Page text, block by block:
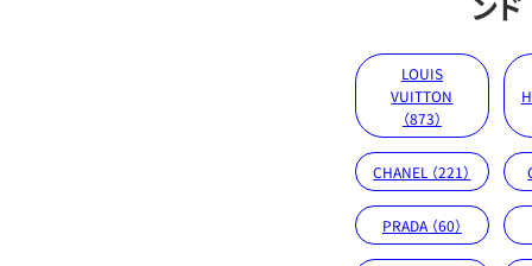
LOUIS
VUITTON
（873）
CHANEL （221）
PRADA （60）